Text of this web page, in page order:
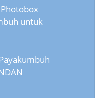
untuk